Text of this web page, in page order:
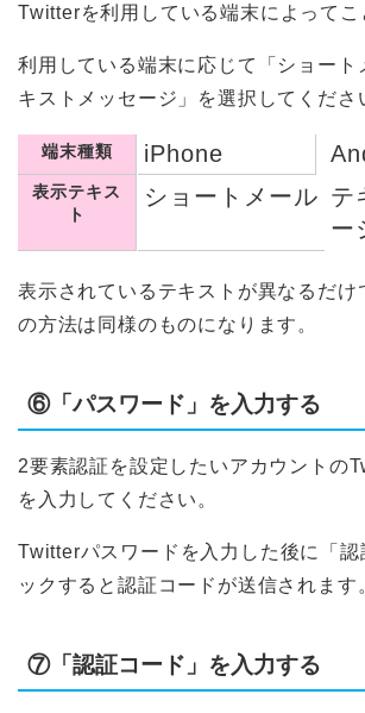
Twitterを利用している端末によってこ
利用している端末に応じて「ショート
キストメッセージ」を選択してくださ
端末種類
表示テキス
ト
iPhone
ショートメール テ
ー
表示されているテキストが異なるだけ
の方法は同様のものになります。
⑥「パスワード」を入力する
2要素認証を設定したいアカウントの
を入力してください。
Twitterパスワードを入力した後に「認
ックすると認証コードが送信されます
⑦「認証コード」を入力する